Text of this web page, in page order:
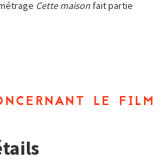
Cette maison fait partie
le film